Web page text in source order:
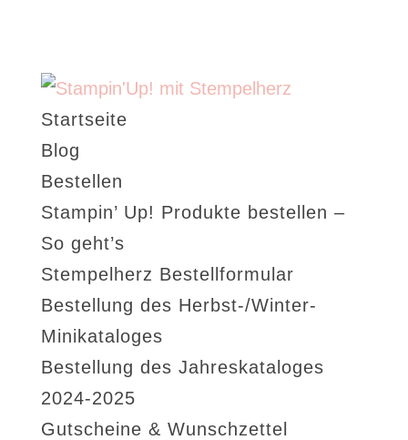
Startseite
Blog
Bestellen
Stampin’ Up! Produkte bestellen –
So geht’s
Stempelherz Bestellformular
Bestellung des Herbst-/Winter-
Minikataloges
Bestellung des Jahreskataloges
2024-2025
Gutscheine & Wunschzettel